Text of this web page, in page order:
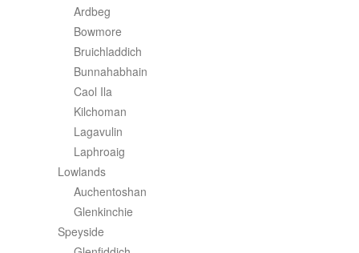
Ardbeg
Bowmore
Bruichladdich
Bunnahabhain
Caol Ila
Kilchoman
Lagavulin
Laphroaig
Lowlands
Auchentoshan
Glenkinchie
Speyside